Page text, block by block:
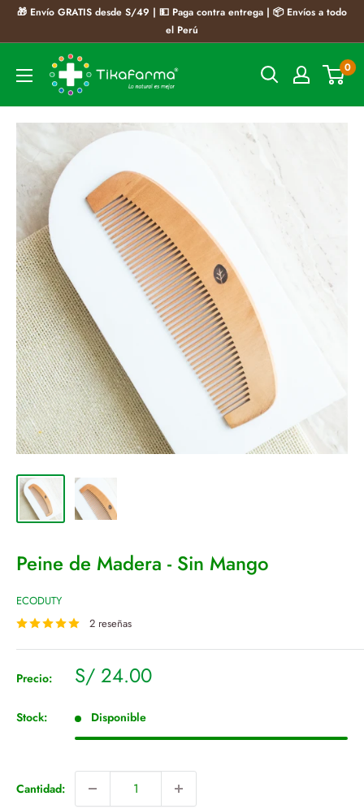
contenido
🎁 Envío GRATIS desde S/49 | 💵 Paga contra entrega | 📦 Envíos a todo
el Perú
Tikafarma 0
Peine de Madera - Sin Mango
ECODUTY
2 reseñas
Precio: Precio
de
venta
S/ 24.00
Stock: Disponible
Cantidad: